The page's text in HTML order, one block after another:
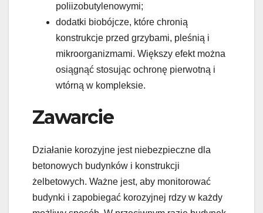
poliizobutylenowymi;
dodatki biobójcze, które chronią
konstrukcje przed grzybami, pleśnią i
mikroorganizmami. Większy efekt można
osiągnąć stosując ochronę pierwotną i
wtórną w kompleksie.
Zawarcie
Działanie korozyjne jest niebezpieczne dla
betonowych budynków i konstrukcji
żelbetowych. Ważne jest, aby monitorować
budynki i zapobiegać korozyjnej rdzy w każdy